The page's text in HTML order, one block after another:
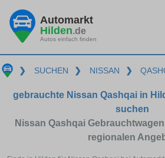
Automarkt
Hilden.de
Autos einfach finden
❯ SUCHEN ❯ NISSAN ❯
gebrauchte Nissan Qashqai in
suchen
Nissan Qashqai
regionalen